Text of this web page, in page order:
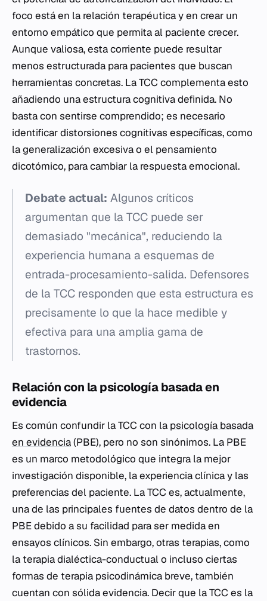
foco está en la relación terapéutica y en crear un
entorno empático que permita al paciente crecer.
Aunque valiosa, esta corriente puede resultar
menos estructurada para pacientes que buscan
herramientas concretas. La TCC complementa esto
añadiendo una estructura cognitiva definida. No
basta con sentirse comprendido; es necesario
identificar distorsiones cognitivas específicas, como
la generalización excesiva o el pensamiento
dicotómico, para cambiar la respuesta emocional.
Debate actual: Algunos críticos
argumentan que la TCC puede ser
demasiado "mecánica", reduciendo la
experiencia humana a esquemas de
entrada-procesamiento-salida. Defensores
de la TCC responden que esta estructura es
precisamente lo que la hace medible y
efectiva para una amplia gama de
trastornos.
Relación con la psicología basada en
evidencia
Es común confundir la TCC con la psicología basada
en evidencia(PBE), pero no son sinónimos. La PBE
es un marco metodológico que integra la mejor
investigación disponible, la experiencia clínica y las
preferencias del paciente. La TCC es, actualmente,
una de las principales fuentes de datos dentro de la
PBE debido a su facilidad para ser medida en
ensayos clínicos. Sin embargo, otras terapias, como
la terapia dialéctica-conductual o incluso ciertas
formas de terapia psicodinámica breve, también
cuentan con sólida evidencia. Decir que la TCC es la